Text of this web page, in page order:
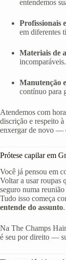
entendemos
Profissionais
em diferentes
Materiais de
incomparáveis.
Manutenção
contínuo para
Atendemos com
discrição e respeito
enxergar de novo —
Prótese capilar em
Você já pensou em
Voltar a usar roupas
seguro numa
Tudo isso começa
entende do assunto.
Na The Champs
é seu por direito —